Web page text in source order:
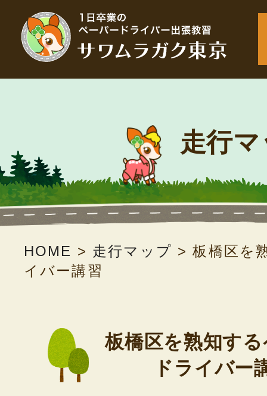
走行
HOME > 走行マップ >板橋区を
イバー講習
板橋区を熟知す
ドライバー